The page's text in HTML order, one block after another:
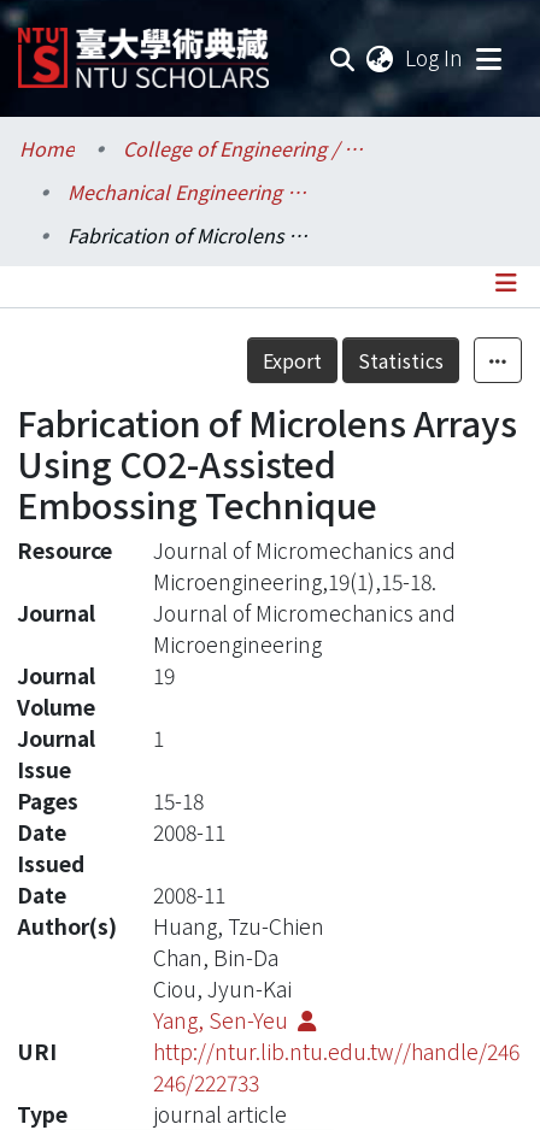
Log In
Communities & Collections
Research Outputs
Statistics
Home
College of Engineering / 工學院
Mechanical Engineering / 機械工程學系
Fabrication of Microlens Arrays Using CO2-Assisted Embossing Technique
Details
Export Statistics
Fabrication of Microlens Arrays
Using CO2-Assisted
Embossing Technique
Resource
Journal of Micromechanics and
Microengineering,19(1),15-18.
Journal
Journal of Micromechanics and
Microengineering
Journal
Volume
19
Journal
Issue
1
Pages
15-18
Date
Issued
2008-11
Date
2008-11
Author(s)
Huang, Tzu-Chien
Chan, Bin-Da
Ciou, Jyun-Kai
Yang, Sen-Yeu
URI
http://ntur.lib.ntu.edu.tw//handle/246
246/222733
Type
journal article